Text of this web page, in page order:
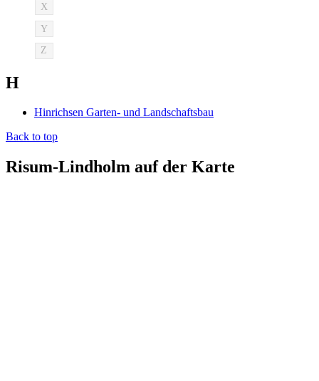
X
Y
Z
H
Hinrichsen Garten- und Landschaftsbau
Back to top
Risum-Lindholm auf der Karte